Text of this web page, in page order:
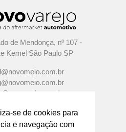
se de cookies para
e navegação com
de Mendonça, nº 107 -
Kemel São Paulo SP